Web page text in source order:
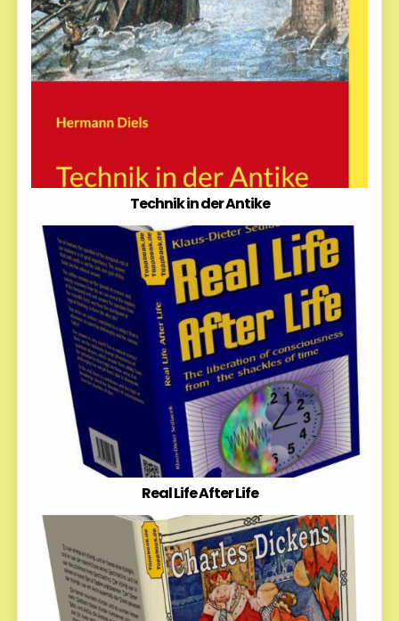
Technik in der Antike
Real Life After Life